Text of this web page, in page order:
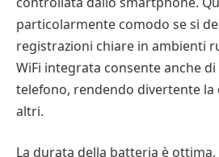
particolarmente comodo se si
registrazioni chiare in ambienti
WiFi integrata consente anche
telefono, rendendo divertente la
altri.
La durata della batteria è